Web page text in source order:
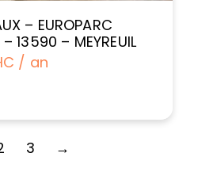
– EUROPARC
13590 – MEYREUIL
/ an
3 →